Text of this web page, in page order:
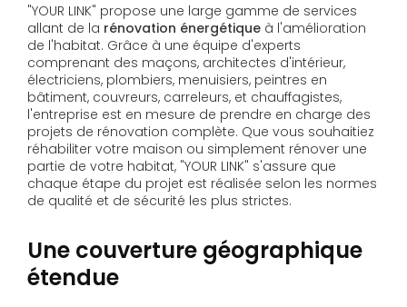
"YOUR LINK" propose une large gamme de services
allant de la rénovation énergétique à l'amélioration
de l'habitat. Grâce à une équipe d'experts
comprenant des maçons, architectes d'intérieur,
électriciens, plombiers, menuisiers, peintres en
bâtiment, couvreurs, carreleurs, et chauffagistes,
l'entreprise est en mesure de prendre en charge des
projets de rénovation complète. Que vous souhaitiez
réhabiliter votre maison ou simplement rénover une
partie de votre habitat, "YOUR LINK" s'assure que
chaque étape du projet est réalisée selon les normes
de qualité et de sécurité les plus strictes.
Une couverture géographique
étendue